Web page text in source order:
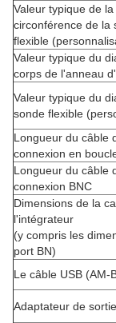
Valeur typique de la
circonférence de la
flexible
Valeur typique du
corps de l'anneau
Valeur typique du
sonde flexible
Longueur du câble
connexion en
Longueur du câble
connexion BNC
Dimensions de la
l'intégrateur
(y compris les
port BN)
Le câble USB (AM-
Adaptateur de